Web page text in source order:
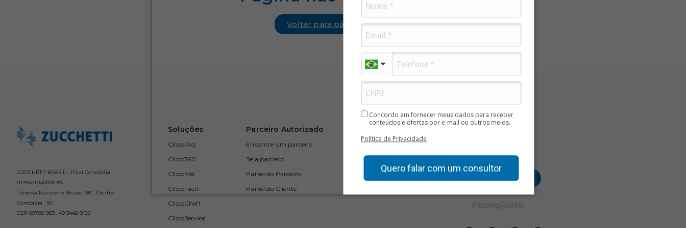
Concordo em fornecer meus dados para receber
conteúdos e ofertas por e-mail ou outros meios.
Política de Privacidade
Quero falar com um consultor
Voltar para página principal
ZUCCHETTI BRASIL - Filial Concórdia
03.916.076/0005-83
Travessa Nazareno Brusco . 80 . Centro
Concórdia . SC
CEP 89700 903 . 49 3442 0122
Soluções
ClippPro
Clipp360
ClippMei
ClippFácil
ClippCheff
ClippService
Parceiro Autorizado
Encontre um parceiro
Seja parceiro
Painel do Parceiro
Painel do Cliente
Sobre nós
Contato
Trabalhe conosco
Acessar meu painel